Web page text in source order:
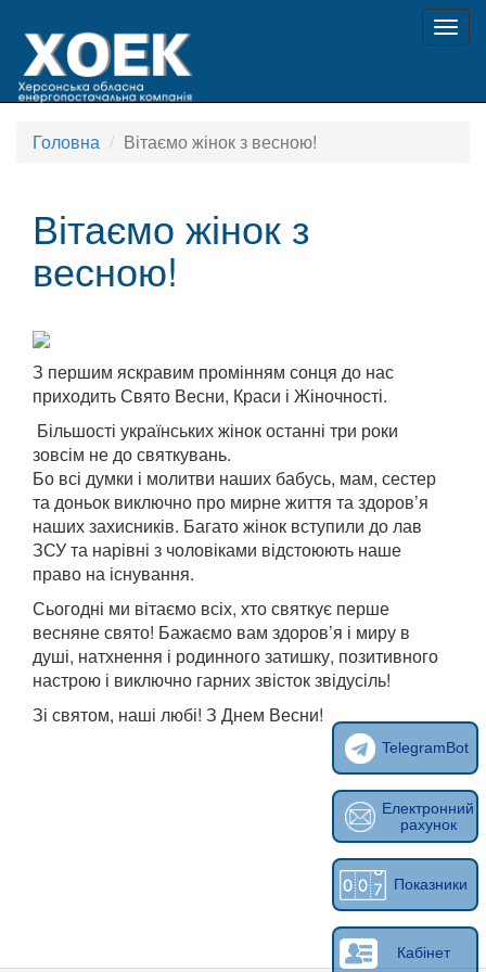
Головна Вітаємо жінок з весною!
Вітаємо жінок з
весною!
З першим яскравим промінням сонця до нас
приходить Свято Весни, Краси і Жіночності.
Більшості українських жінок останні три роки
зовсім не до святкувань.
Бо всі думки і молитви наших бабусь, мам, сестер
та доньок виключно про мирне життя та здоров’я
наших захисників. Багато жінок вступили до лав
ЗСУ та нарівні з чоловіками відстоюють наше
право на існування.
Сьогодні ми вітаємо всіх, хто святкує перше
весняне свято! Бажаємо вам здоров’я і миру в
душі, натхнення і родинного затишку, позитивного
настрою і виключно гарних звісток звідусіль!
Зі святом, наші любі! З Днем Весни!
TelegramBot
Електронний
рахунок
Показники
Кабінет